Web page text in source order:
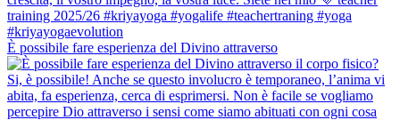
È possibile fare esperienza del Divino attraverso